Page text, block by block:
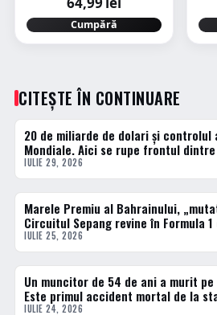
Cumpără
CITEȘTE ÎN CONTINUARE
ACTUALE
20 de miliarde de dolari și controlul
Mondiale. Aici se rupe frontul dintre
IULIE 29, 2026
ACTUALE
Marele Premiu al Bahrainului,
Circuitul Sepang revine în Formula 1
IULIE 25, 2026
ACTUALE
Un muncitor de 54 de ani a murit pe
Este primul accident mortal de la
IULIE 24, 2026